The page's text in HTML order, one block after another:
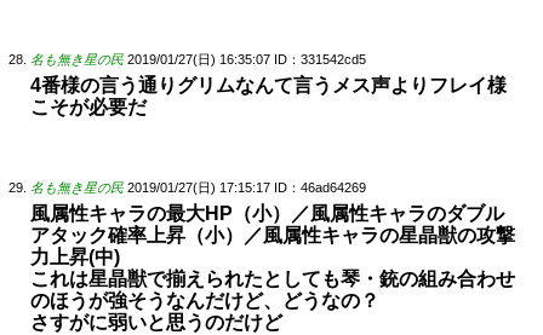
名も無き星の民 2019/01/27(日) 16:35:07 ID：331542cd5
4番様の言う通りグリムなんて言うメス声よりフレイ様
こそが必要だ
名も無き星の民 2019/01/27(日) 17:15:17 ID：46ad64269
風属性キャラの最大HP（小）／風属性キャラのダブル
アタック確率上昇（小）／風属性キャラの星晶獣の攻撃
力上昇(中)
これは星晶獣で揃えられたとしても琴・銃の組み合わせ
のほうが強そうなんだけど、どうなの？
さすがに弱いと思うのだけど